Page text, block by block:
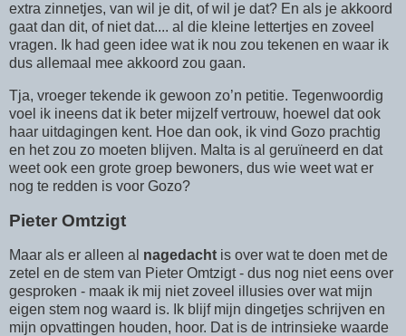
extra zinnetjes, van wil je dit, of wil je dat? En als je akkoord
gaat dan dit, of niet dat.... al die kleine lettertjes en zoveel
vragen. Ik had geen idee wat ik nou zou tekenen en waar ik
dus allemaal mee akkoord zou gaan.
Tja, vroeger tekende ik gewoon zo’n petitie. Tegenwoordig
voel ik ineens dat ik beter mijzelf vertrouw, hoewel dat ook
haar uitdagingen kent. Hoe dan ook, ik vind Gozo prachtig
en het zou zo moeten blijven. Malta is al geruïneerd en dat
weet ook een grote groep bewoners, dus wie weet wat er
nog te redden is voor Gozo?
Pieter Omtzigt
Maar als er alleen al nagedacht is over wat te doen met de
zetel en de stem van Pieter Omtzigt - dus nog niet eens over
gesproken - maak ik mij niet zoveel illusies over wat mijn
eigen stem nog waard is. Ik blijf mijn dingetjes schrijven en
mijn opvattingen houden, hoor. Dat is de intrinsieke waarde